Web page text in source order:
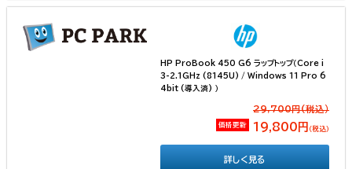
HP ProBook 450 G6 ラップトップ（Core i
3-2.1GHz (8145U) / Windows 11 Pro 6
4bit (導入済) ）
29,700円(税込）
価格更新 19,800円 （税込）
詳しく見る